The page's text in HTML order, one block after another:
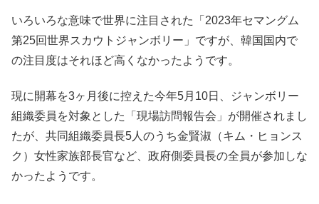
いろいろな意味で世界に注目された「2023年セマングム
第25回世界スカウトジャンボリー」ですが、韓国国内で
の注目度はそれほど高くなかったようです。
現に開幕を3ヶ月後に控えた今年5月10日、ジャンボリー
組織委員を対象とした「現場訪問報告会」が開催されまし
たが、共同組織委員長5人のうち金賢淑（キム・ヒョンス
ク）女性家族部長官など、政府側委員長の全員が参加しな
かったようです。